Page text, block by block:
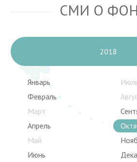
СМИ О
2018
Январь
Февраль
Март
Апрель
Май
Июнь